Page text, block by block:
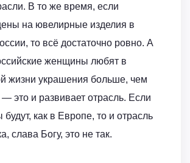
В то же время, если
на ювелирные изделия в
то всё достаточно ровно. А
женщины любят в
жизни украшения больше, чем
это и развивает отрасль. Если
как в Европе, то и отрасль
слава Богу, это не так.